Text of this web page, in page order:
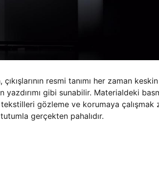
resmi tanımı her zaman keskin
gibi sunabilir. Materialdeki
tekstilleri gözleme ve korumaya çalışmak
gerçekten pahalıdır.